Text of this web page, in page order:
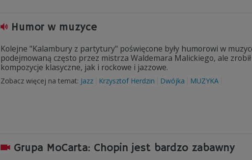
Humor w muzyce
Kolejne "Kalambury z partytury" poświęcone były humorowi w
podejmowaną często przez mistrza Waldemara Malickiego, ale
kompozycje klasyczne, jak i rockowe i jazzowe.
Zobacz więcej na temat: Jazz Krzysztof Herdzin Dwójka MUZYKA
Grupa MoCarta: Chopin jest bardzo zabawny